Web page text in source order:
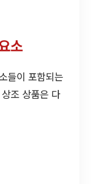
소
들이 포함되는
조 상품은 다